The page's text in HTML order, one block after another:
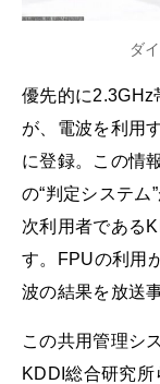
ダ
優先的に2.3GHz
が、電波を利用
に登録。この情
の“判定システム
次利用者である
す。FPUの利用
波の結果を放送
この共用管理シ
KDDI総合研究